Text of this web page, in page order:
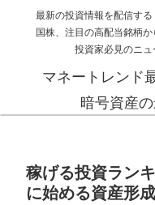
最新の投資情報を配信す
国株、注目の高配当銘柄
投資家必見のニュ
マネートレンド
暗号資産
稼げる投資ラン
に始める資産形